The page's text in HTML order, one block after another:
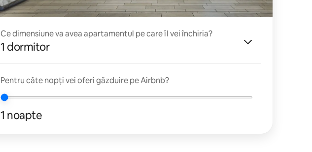
Ce dimensiune va avea apartamentul pe care îl vei închiria?
1 dormitor
Pentru câte nopți vei oferi găzduire pe Airbnb?
1 noapte